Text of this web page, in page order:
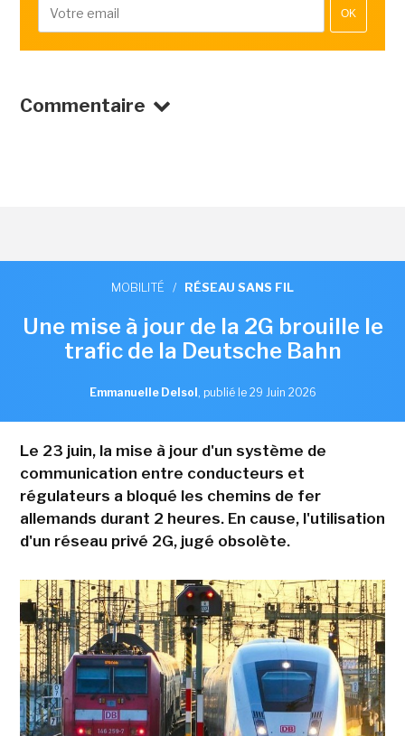
OK
Commentaire
MOBILITÉ / RÉSEAU SANS FIL
Une mise à jour de la 2G brouille le
trafic de la Deutsche Bahn
Emmanuelle Delsol , publié le 29 Juin 2026
Le 23 juin, la mise à jour d'un système de
communication entre conducteurs et
régulateurs a bloqué les chemins de fer
allemands durant 2 heures. En cause, l'utilisation
d'un réseau privé 2G, jugé obsolète.